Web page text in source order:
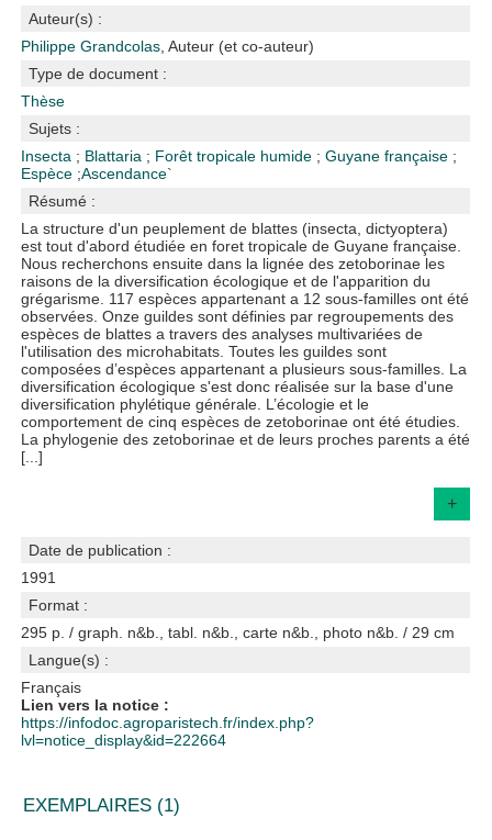
Auteur(s) :
Philippe Grandcolas , Auteur (et co-auteur)
Type de document :
Thèse
Sujets :
Insecta ; Blattaria ; Forêt tropicale humide ;Guyane française ;
Espèce ;Ascendance`
Résumé :
La structure d'un peuplement de blattes (insecta, dictyoptera)
est tout d'abord étudiée en foret tropicale de Guyane française.
Nous recherchons ensuite dans la lignée des zetoborinae les
raisons de la diversification écologique et de l'apparition du
grégarisme. 117 espèces appartenant a 12 sous-familles ont été
observées. Onze guildes sont définies par regroupements des
espèces de blattes a travers des analyses multivariées de
l'utilisation des microhabitats. Toutes les guildes sont
composées d’espèces appartenant a plusieurs sous-familles. La
diversification écologique s'est donc réalisée sur la base d'une
diversification phylétique générale. L’écologie et le
comportement de cinq espèces de zetoborinae ont été étudies.
La phylogenie des zetoborinae et de leurs proches parents a été
[...]
+
Date de publication :
1991
Format :
295 p. / graph. n&b., tabl. n&b., carte n&b., photo n&b. / 29 cm
Langue(s) :
Français
Lien vers la notice :
https://infodoc.agroparistech.fr/index.php?
lvl=notice_display&id=222664
EXEMPLAIRES (1)